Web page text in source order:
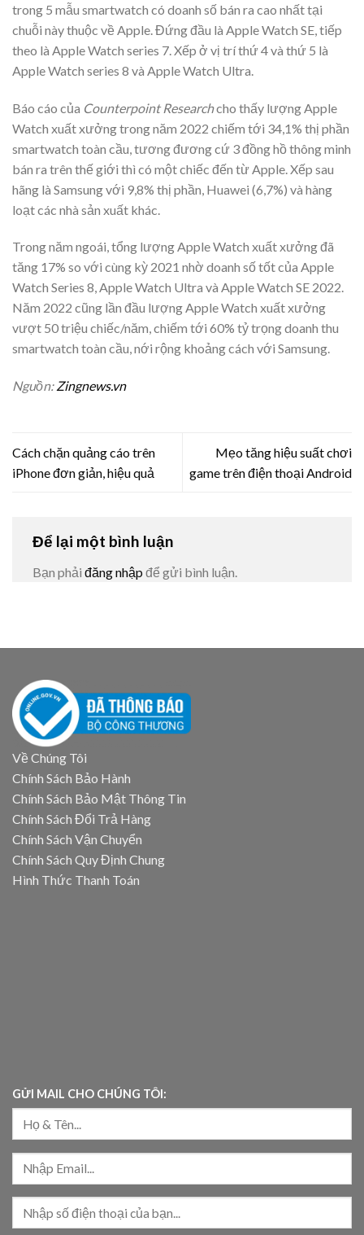
trong 5 mẫu smartwatch có doanh số bán ra cao nhất tại
chuỗi này thuộc về Apple. Đứng đầu là Apple Watch SE, tiếp
theo là Apple Watch series 7. Xếp ở vị trí thứ 4 và thứ 5 là
Apple Watch series 8 và Apple Watch Ultra.
Báo cáo của Counterpoint Researchcho thấy lượng Apple
Watch xuất xưởng trong năm 2022 chiếm tới 34,1% thị phần
smartwatch toàn cầu, tương đương cứ 3 đồng hồ thông minh
bán ra trên thế giới thì có một chiếc đến từ Apple. Xếp sau
hãng là Samsung với 9,8% thị phần, Huawei (6,7%) và hàng
loạt các nhà sản xuất khác.
Trong năm ngoái, tổng lượng Apple Watch xuất xưởng đã
tăng 17% so với cùng kỳ 2021 nhờ doanh số tốt của Apple
Watch Series 8, Apple Watch Ultra và Apple Watch SE 2022.
Năm 2022 cũng lần đầu lượng Apple Watch xuất xưởng
vượt 50 triệu chiếc/năm, chiếm tới 60% tỷ trọng doanh thu
smartwatch toàn cầu, nới rộng khoảng cách với Samsung.
Nguồn:Zingnews.vn
Cách chặn quảng cáo trên
iPhone đơn giản, hiệu quả
Mẹo tăng hiệu suất chơi
game trên điện thoại Android
Để lại một bình luận
Bạn phải đăng nhập để gửi bình luận.
Về Chúng Tôi
Chính Sách Bảo Hành
Chính Sách Bảo Mật Thông Tin
Chính Sách Đổi Trả Hàng
Chính Sách Vận Chuyển
Chính Sách Quy Định Chung
Hình Thức Thanh Toán
GỬI MAIL CHO CHÚNG TÔI: